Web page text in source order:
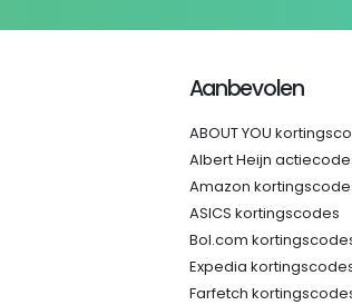
Aanbevolen
ABOUT YOU
Albert Heijn
Amazon
ASICS kortingscodes
Bol.com
Expedia
Farfetch